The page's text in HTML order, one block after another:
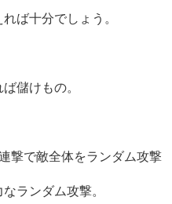
れば十分でしょう。
儲けもの。
撃で敵全体をランダム攻撃
ランダム攻撃。